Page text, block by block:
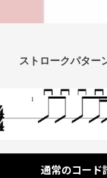
ストロークパター
通常のコード